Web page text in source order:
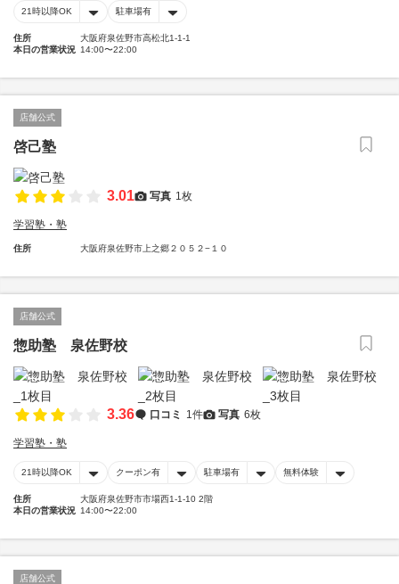
21時以降OK 駐車場有
住所
大阪府泉佐野市高松北1-1-1
本日の営業状況 14:00〜22:00
店舗公式
啓己塾
3.01 写真 1枚
学習塾・塾
住所 大阪府泉佐野市上之郷２０５２−１０
店舗公式
惣助塾 泉佐野校
3.36 口コミ 1件 写真 6枚
学習塾・塾
21時以降OK クーポン有 駐車場有 無料体験
住所
大阪府泉佐野市市場西1-1-10 2階
本日の営業状況 14:00〜22:00
店舗公式